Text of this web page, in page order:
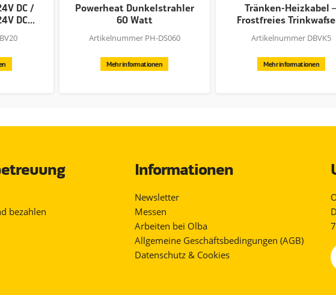
Gebrauch sehr sicher, sowohl für Mansch als auch für Tier.
Tränkenwärmer verbraucht nur 12 Watt, was die Nutzung
DC /
DC...
Powerheat Dunkelstrahler
60 Watt
Artikelnummer PH-DS060
Mehr informationen
Tränken-Heizkabel
Frostfreies
Artikelnummer DBVK5
Mehr informationen
bezahlen
Informationen
Newsletter
Messen
Arbeiten bei Olba
Allgemeine Geschäftsbedingungen (AGB)
Datenschutz & Cookies